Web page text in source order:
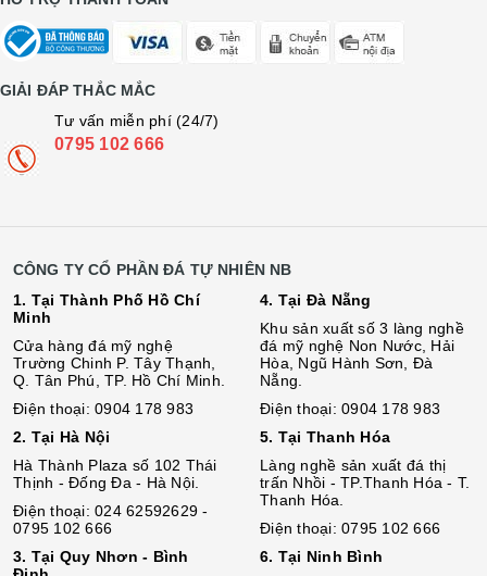
GIẢI ĐÁP THẮC MẮC
Tư vấn miễn phí (24/7)
0795 102 666
CÔNG TY CỔ PHẦN ĐÁ TỰ NHIÊN NB
1. Tại Thành Phố Hồ Chí
Minh
Cửa hàng đá mỹ nghệ
Trường Chinh P. Tây Thạnh,
Q. Tân Phú, TP. Hồ Chí Minh.
Điện thoại: 0904 178 983
2. Tại Hà Nội
Hà Thành Plaza số 102 Thái
Thịnh - Đống Đa - Hà Nội.
Điện thoại: 024 62592629 -
0795 102 666
3. Tại Quy Nhơn - Bình
4. Tại Đà Nẵng
Khu sản xuất số 3 làng nghề
đá mỹ nghệ Non Nước, Hải
Hòa, Ngũ Hành Sơn, Đà
Nẵng.
Điện thoại: 0904 178 983
5. Tại Thanh Hóa
Làng nghề sản xuất đá thị
trấn Nhồi - TP.Thanh Hóa - T.
Thanh Hóa.
Điện thoại: 0795 102 666
6. Tại Ninh Bình